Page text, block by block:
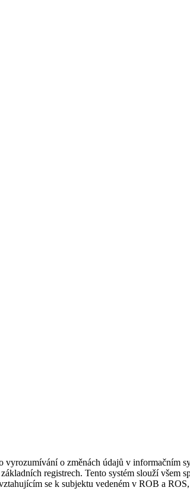
o změnách údajů v informačním
registrech. Tento systém slouží všem
se k subjektu vedeném v ROB a